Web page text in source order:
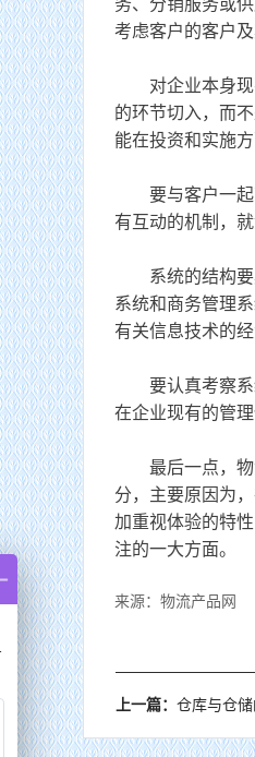
务、分销服务或
考虑客户的客户
对企业本身现有
的环节切入，而
能在投资和实施
要与客户一起商
有互动的机制，
系统的结构要具
系统和商务管理
有关信息技术的
要认真考察系统
在企业现有的管
最后一点，物流
分，主要原因为
加重视体验的特
注的一大方面。
来源：物流产品网
上一篇： 仓库与仓储的